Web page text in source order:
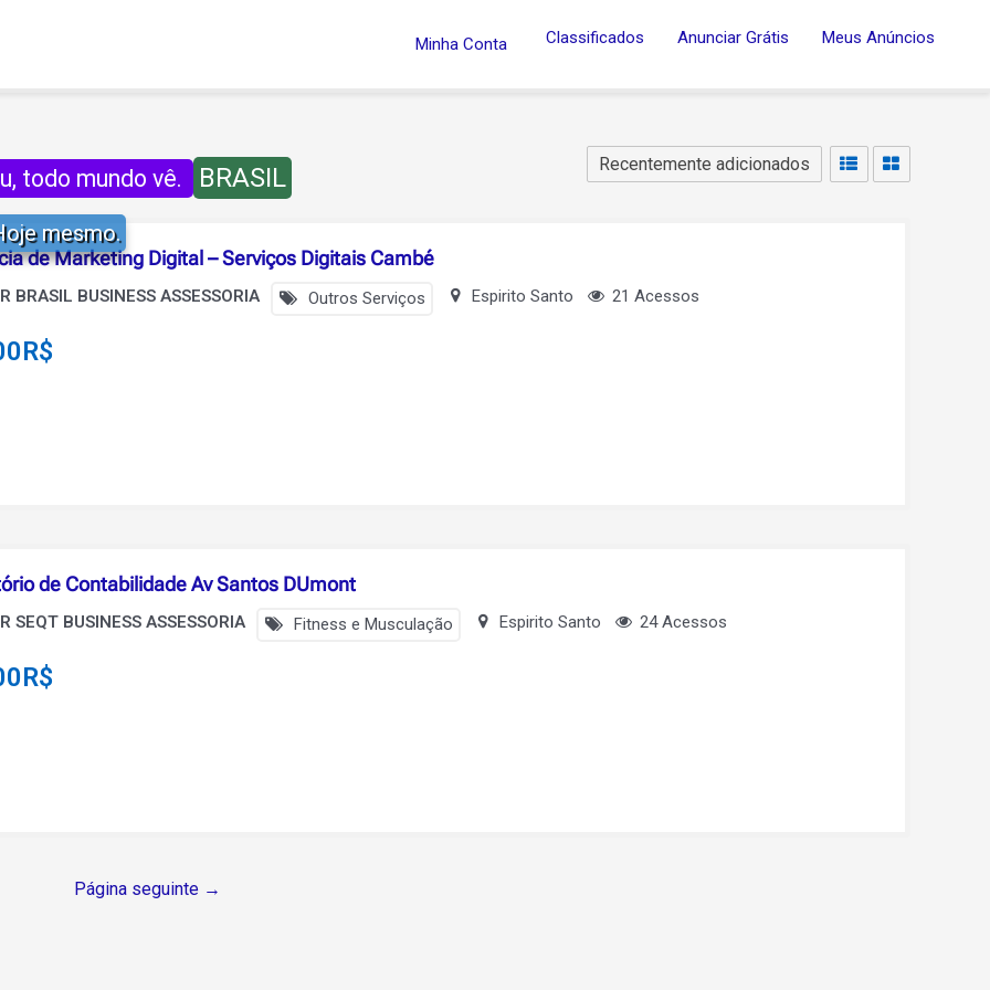
Minha Conta Classificados Anunciar Grátis Meus Anúncios
todo mundo vê. BRASIL
mesmo.
de Marketing Digital – Serviços Digitais Cambé
BRASIL BUSINESS ASSESSORIA Outros Serviços Espirito Santo 21 Acessos
R$
de Contabilidade Av Santos DUmont
SEQT BUSINESS ASSESSORIA Fitness e Musculação Espirito Santo 24 Acessos
R$
Página seguinte →